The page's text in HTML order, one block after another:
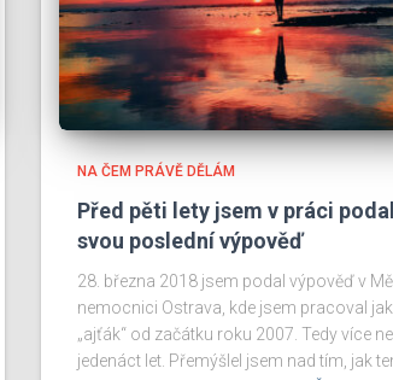
NA ČEM PRÁVĚ DĚLÁM
Před pěti lety jsem v práci podal
svou poslední výpověď
28. března 2018 jsem podal výpověď v
nemocnici Ostrava, kde jsem pracoval
„ajťák“ od začátku roku 2007. Tedy více
jedenáct let. Přemýšlel jsem nad tím, jak